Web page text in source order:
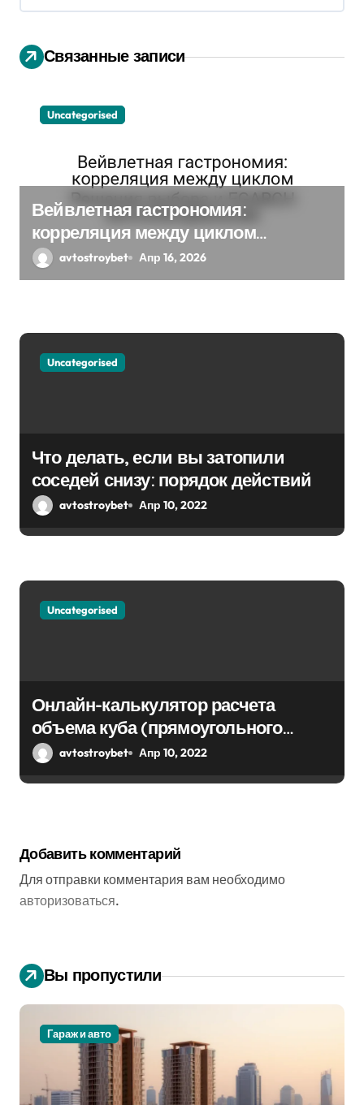
я
п
п
и
я
Связанные записи
Uncategorised
Вейвлетная гастрономия:
корреляция между циклом
Решения выбора и EGARCH
экспоненциальная
avtostroybet Апр 16, 2026
Uncategorised
Что делать, если вы затопили
соседей снизу: порядок действий
avtostroybet Апр 10, 2022
Uncategorised
Онлайн-калькулятор расчета
объема куба (прямоугольного
парралепипеда)
avtostroybet Апр 10, 2022
Добавить комментарий
Для отправки комментария вам необходимо
авторизоваться.
Вы пропустили
Гараж и авто